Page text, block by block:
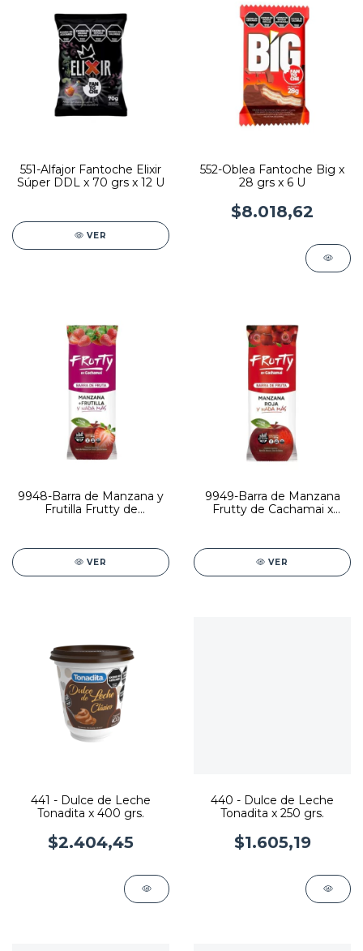
551-Alfajor Fantoche Elixir
Súper DDL x 70 grs x 12 U
VER
552-Oblea Fantoche Big x
28 grs x 6 U
$8.018,62
9948-Barra de Manzana y
Frutilla Frutty de
VER
9949-Barra de Manzana
Frutty de Cachamai x
VER
441 - Dulce de Leche
Tonadita x 400 grs.
$2.404,45
440 - Dulce de Leche
Tonadita x 250 grs.
$1.605,19